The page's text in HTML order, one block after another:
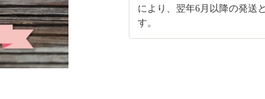
により、翌年6月以降の発送
す。